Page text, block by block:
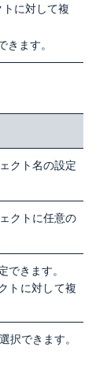
に対して複
きます。
クト名の設定
クトに任意の
できます。
トに対して複
択できます。